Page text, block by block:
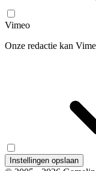
Vimeo
Onze redactie kan
Instellingen opslaan